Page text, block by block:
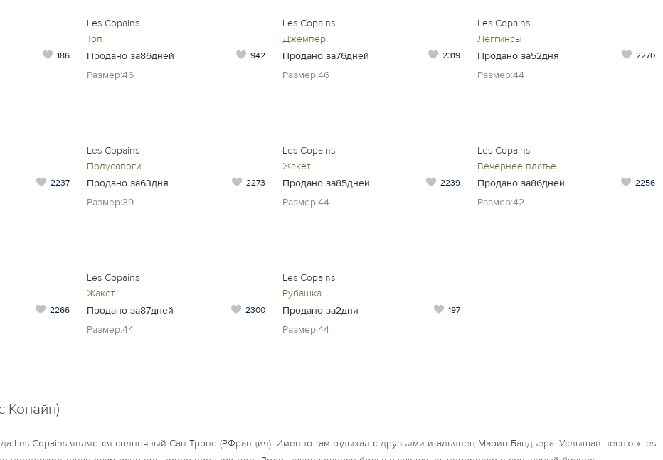
186
Les Copains
Топ
Продано за86дней
942
Размер:46
Les Copains
Джемпер
Продано за76дней
2319
Размер:46
Les Copains
Леггинсы
Продано за52дня
2270
Размер:44
2237
Les Copains
Полусапоги
Продано за63дня
2273
Размер:39
Les Copains
Жакет
Продано за85дней
2239
Размер:44
Les Copains
Вечернее платье
Продано за86дней
2256
Размер:42
2266
Les Copains
Жакет
Продано за87дней
2300
Размер:44
Les Copains
Рубашка
Продано за2дня
197
Размер:44
Копайн)
Les Copains является солнечный Сан-Тропе (РФранция). Именно там отдыхал с друзьями итальянец Марио Бандьера. Услышав песню «Les